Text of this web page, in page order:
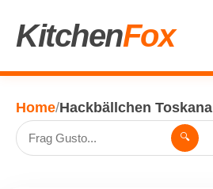
KitchenFox
Home/Hackbällchen Toskana
🔍